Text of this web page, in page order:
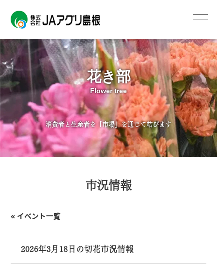
花き部
Flower tree
消費者と生産者を「市場」を通じて結びます
市況情報
« イベント一覧
2026年3月18日の切花市況情報